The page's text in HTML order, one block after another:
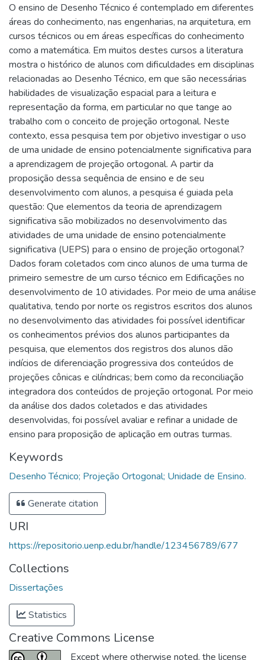
O ensino de Desenho Técnico é contemplado em diferentes
áreas do conhecimento, nas engenharias, na arquitetura, em
cursos técnicos ou em áreas específicas do conhecimento
como a matemática. Em muitos destes cursos a literatura
mostra o histórico de alunos com dificuldades em disciplinas
relacionadas ao Desenho Técnico, em que são necessárias
habilidades de visualização espacial para a leitura e
representação da forma, em particular no que tange ao
trabalho com o conceito de projeção ortogonal. Neste
contexto, essa pesquisa tem por objetivo investigar o uso
de uma unidade de ensino potencialmente significativa para
a aprendizagem de projeção ortogonal. A partir da
proposição dessa sequência de ensino e de seu
desenvolvimento com alunos, a pesquisa é guiada pela
questão: Que elementos da teoria de aprendizagem
significativa são mobilizados no desenvolvimento das
atividades de uma unidade de ensino potencialmente
significativa (UEPS) para o ensino de projeção ortogonal?
Dados foram coletados com cinco alunos de uma turma de
primeiro semestre de um curso técnico em Edificações no
desenvolvimento de 10 atividades. Por meio de uma análise
qualitativa, tendo por norte os registros escritos dos alunos
no desenvolvimento das atividades foi possível identificar
os conhecimentos prévios dos alunos participantes da
pesquisa, que elementos dos registros dos alunos dão
indícios de diferenciação progressiva dos conteúdos de
projeções cônicas e cilíndricas; bem como da reconciliação
integradora dos conteúdos de projeção ortogonal. Por meio
da análise dos dados coletados e das atividades
desenvolvidas, foi possível avaliar e refinar a unidade de
ensino para proposição de aplicação em outras turmas.
Keywords
Desenho Técnico; Projeção Ortogonal; Unidade de Ensino.
Generate citation
URI
https://repositorio.uenp.edu.br/handle/123456789/677
Collections
Dissertações
Statistics
Creative Commons License
Except where otherwise noted, the license